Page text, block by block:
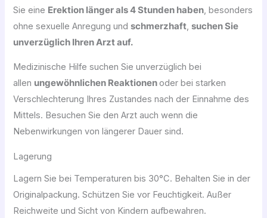
Sie eine Erektion länger als 4 Stunden haben , besonders
ohne sexuelle Anregung und schmerzhaft suchen Sie
unverzüglich Ihren Arzt auf.
Medizinische Hilfe suchen Sie unverzüglich bei
allen ungewöhnlichen Reaktionenoder bei starken
Verschlechterung Ihres Zustandes nach der Einnahme des
Mittels. Besuchen Sie den Arzt auch wenn die
Nebenwirkungen von längerer Dauer sind.
Lagerung
Lagern Sie bei Temperaturen bis 30°C. Behalten Sie in der
Originalpackung. Schützen Sie vor Feuchtigkeit. Außer
Reichweite und Sicht von Kindern aufbewahren.